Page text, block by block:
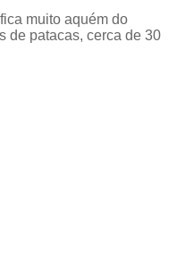
muito aquém do
de patacas, cerca de 30